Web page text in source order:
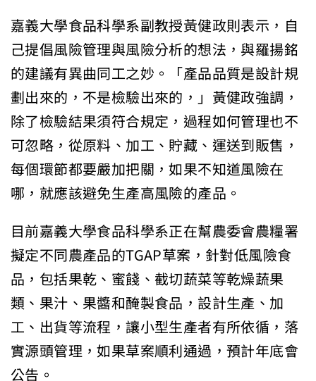
嘉義大學食品科學系副教授黃健政則表示，自
己提倡風險管理與風險分析的想法，與羅揚銘
的建議有異曲同工之妙。「產品品質是設計規
劃出來的，不是檢驗出來的，」黃健政強調，
除了檢驗結果須符合規定，過程如何管理也不
可忽略，從原料、加工、貯藏、運送到販售，
每個環節都要嚴加把關，如果不知道風險在
哪，就應該避免生產高風險的產品。
目前嘉義大學食品科學系正在幫農委會農糧署
擬定不同農產品的TGAP草案，針對低風險食
品，包括果乾、蜜餞、截切蔬菜等乾燥蔬果
類、果汁、果醬和醃製食品，設計生產、加
工、出貨等流程，讓小型生產者有所依循，落
實源頭管理，如果草案順利通過，預計年底會